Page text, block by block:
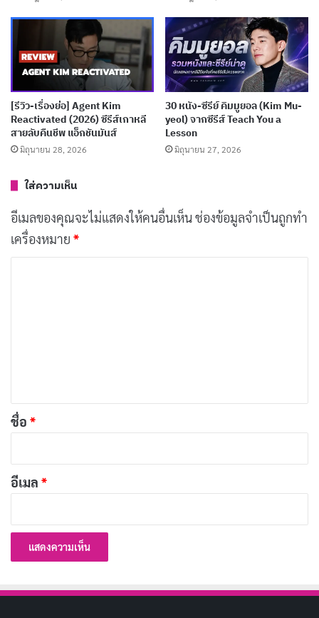
เผยแพร่เมื่อ: 3 สัปดาห์ ที่ผ่านมา
[รีวิว-เรื่องย่อ] The East Palace (2026) ซีรีส์สยอง
ขวัญเหนือธรรมชาติแห่งวังต้องห้าม
เผยแพร่เมื่อ: 3 สัปดาห์ ที่ผ่านมา
[รีวิว-เรื่องย่อ] Dream to You (2026) รีวิวซีรีส์เกา
หลีดราม่าโรแมนติก ฮวังอินยอบ ฮเยรี
เผยแพร่เมื่อ: 4 สัปดาห์ ที่ผ่านมา
เผยแพร่เมื่อ: 4 สัปดาห์ ที่ผ่านมา
หลังจากที่ได้ฟังการร้องเพลงของจองนยอน โอกคยองแสดง
แสดงครั้งต่อไป เหตุการณ์นี้เป็นจุดเริ่มต้นของการ
เปลี่ยนแปลงในชีวิตของจองนยอน ที่เธอจะได้ค้นพบโลก
ของเธอ
[รีวิว-เรื่องย่อ] Agent Kim
Reactivated (2026) ซีรีส์เกาหลี
สายลับคืนชีพ แอ็กชันมันส์
มิถุนายน 28, 2026
30 หนัง-ซีรีย์ คิมมูยอล (Kim Mu-
yeol) จากซีรีส์ Teach You a
Lesson
มิถุนายน 27, 2026
ใส่ความเห็น
อีเมลของคุณจะไม่แสดงให้คนอื่นเห็นช่องข้อมูลจำเป็นถูกทำ
เครื่องหมาย *
*
ชื่อ *
อีเมล *